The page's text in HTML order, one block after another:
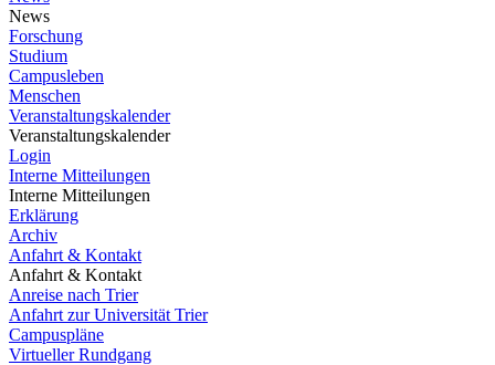
News
Forschung
Studium
Campusleben
Menschen
Veranstaltungskalender
Veranstaltungskalender
Login
Interne Mitteilungen
Interne Mitteilungen
Erklärung
Archiv
Anfahrt & Kontakt
Anfahrt & Kontakt
Anreise nach Trier
Anfahrt zur Universität Trier
Campuspläne
Virtueller Rundgang